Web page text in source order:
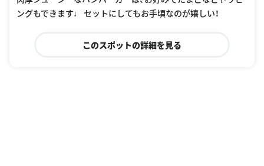
ングもできます♩ セットにしてもお手頃なのが嬉しい！
このスポットの詳細を見る